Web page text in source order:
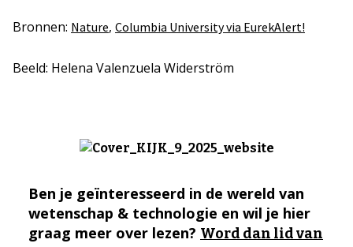
Bronnen: Nature, Columbia University via EurekAlert!
Beeld: Helena Valenzuela Widerström
Ben je geïnteresseerd in de wereld van
wetenschap & technologie en wil je hier
graag meer over lezen? Word dan lid van